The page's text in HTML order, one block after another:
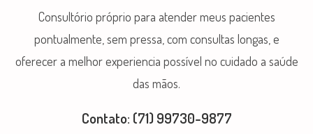
Consultório próprio para atender meus pacientes
pontualmente, sem pressa, com consultas longas, e
oferecer a melhor experiencia possível no cuidado a saúde
das mãos.
Contato: (71) 99730-9877